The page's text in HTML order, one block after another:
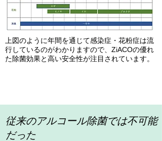
​上図のように年間を通じて感染症・花粉症は流
行しているのがわかりますので、ZiACOの優れ
た除菌効果と高い安全性が注目されています。
従来のアルコール除菌では不可能
だった